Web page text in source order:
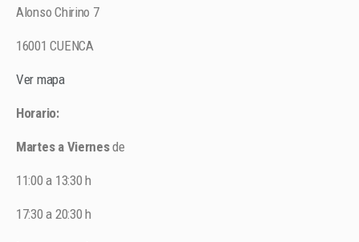
Alonso Chirino 7
16001 CUENCA
Ver mapa
Horario:
Martes a Viernesde
11:00 a 13:30 h
17:30 a 20:30 h